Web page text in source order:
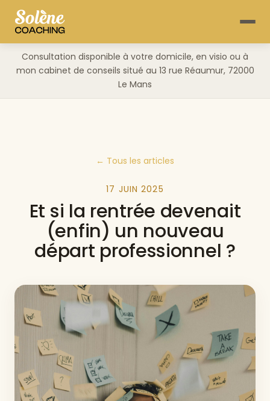
Consultation disponible à votre domicile, en visio ou à
mon cabinet de conseils situé au 13 rue Réaumur, 72000
Le Mans
← Tous les articles
17 JUIN 2025
Et si la rentrée devenait
(enfin) un nouveau
départ professionnel ?